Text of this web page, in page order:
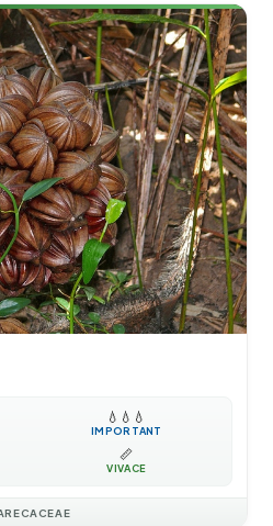
💧 💧 💧
IMPORTANT
📏
VIVACE